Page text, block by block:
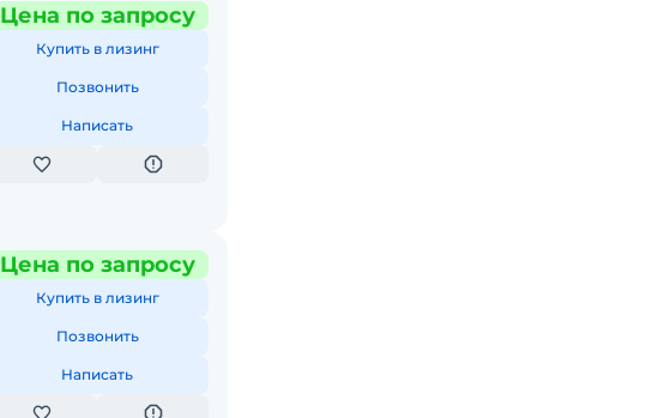
Цена по запросу
Купить в лизинг
Позвонить
Написать
Цена по запросу
Купить в лизинг
Позвонить
Написать